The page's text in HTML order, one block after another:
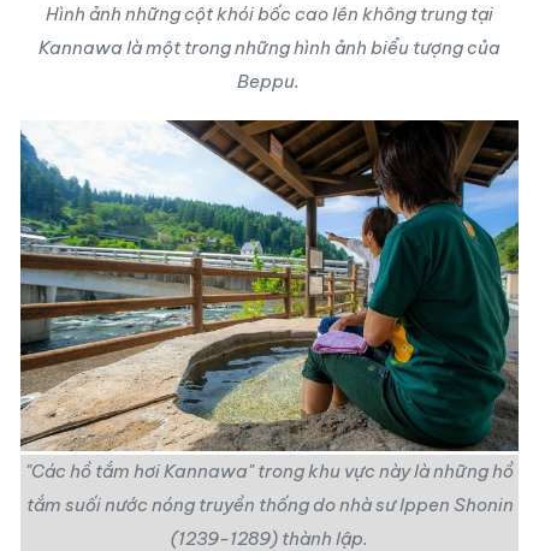
Hình ảnh những cột khói bốc cao lên không trung tại
Kannawa là một trong những hình ảnh biểu tượng của
Beppu.
"Các hồ tắm hơi Kannawa" trong khu vực này là những hồ
tắm suối nước nóng truyền thống do nhà sư Ippen Shonin
(1239-1289) thành lập.